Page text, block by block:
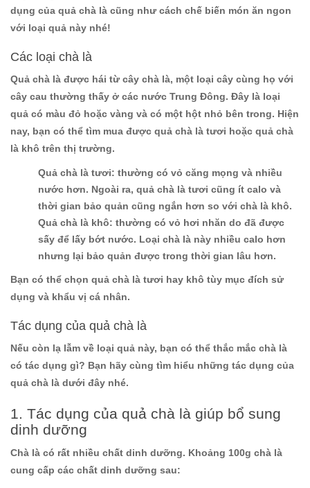
dụng của quả chà là cũng như cách chế biến món ăn ngon
với loại quả này nhé!
Các loại chà là
Quả chà là được hái từ cây chà là, một loại cây cùng họ với
cây cau thường thấy ở các nước Trung Đông. Đây là loại
quả có màu đỏ hoặc vàng và có một hột nhỏ bên trong. Hiện
nay, bạn có thể tìm mua được quả chà là tươi hoặc quả chà
là khô trên thị trường.
Quả chà là tươi: thường có vỏ căng mọng và nhiều
nước hơn. Ngoài ra, quả chà là tươi cũng ít calo và
thời gian bảo quản cũng ngắn hơn so với chà là khô.
Quả chà là khô: thường có vỏ hơi nhăn do đã được
sấy để lấy bớt nước. Loại chà là này nhiều calo hơn
nhưng lại bảo quản được trong thời gian lâu hơn.
Bạn có thể chọn quả chà là tươi hay khô tùy mục đích sử
dụng và khẩu vị cá nhân.
Tác dụng của quả chà là
Nếu còn lạ lẫm về loại quả này, bạn có thể thắc mắc chà là
có tác dụng gì? Bạn hãy cùng tìm hiểu những tác dụng của
quả chà là dưới đây nhé.
1. Tác dụng của quả chà là giúp bổ sung
dinh dưỡng
Chà là có rất nhiều chất dinh dưỡng. Khoảng 100g chà là
cung cấp các chất dinh dưỡng sau: